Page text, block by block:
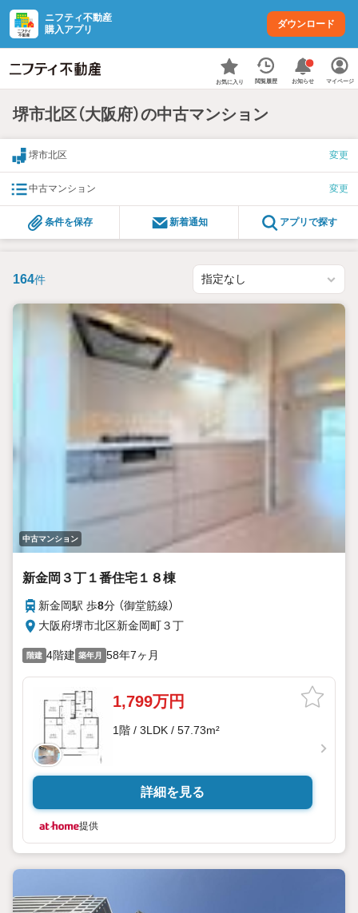
ニフティ不動産
購入アプリ
ダウンロード
お気に入り 閲覧履歴 お知らせ マイページ
堺市北区（大阪府）の中古マンション
堺市北区 変更
中古マンション 変更
条件を保存 新着通知 アプリで探す
164件
中古マンション
新金岡３丁１番住宅１８棟
新金岡駅 歩8分 （御堂筋線）
大阪府堺市北区新金岡町３丁
階建 4階建 築年月 58年7ヶ月
1,799万円
1階 / 3LDK / 57.73m²
詳細を見る
提供